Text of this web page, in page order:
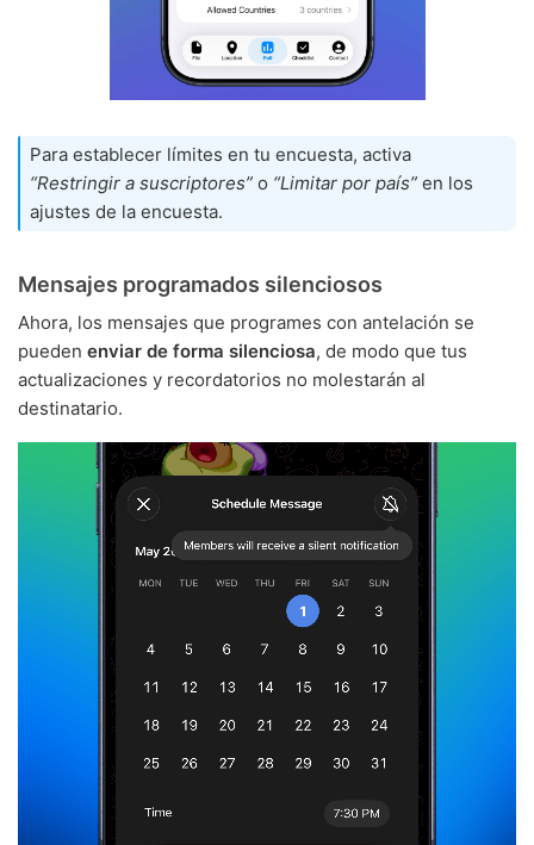
Para establecer límites en tu encuesta, activa
“Restringir a suscriptores” o “Limitar por país” en los
ajustes de la encuesta.
Mensajes programados silenciosos
Ahora, los mensajes que programes con antelación se
pueden enviar de forma silenciosa, de modo que tus
actualizaciones y recordatorios no molestarán al
destinatario.